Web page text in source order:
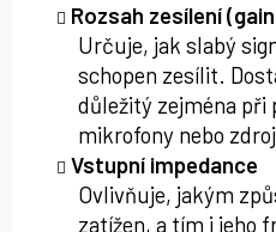
Rozsah zesílení
Určuje, jak slabý
schopen zesílit.
důležitý zejména při
mikrofony nebo
Vstupní impedance
Ovlivňuje, jakým
zatížen, a tím i jeho